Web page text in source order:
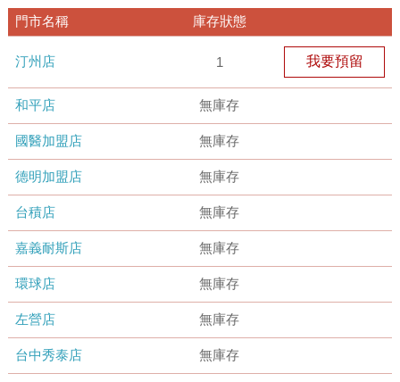
門市名稱 庫存狀態
汀州店 1 我要預留
和平店 無庫存
國醫加盟店 無庫存
德明加盟店 無庫存
台積店 無庫存
嘉義耐斯店 無庫存
環球店 無庫存
左營店 無庫存
台中秀泰店 無庫存